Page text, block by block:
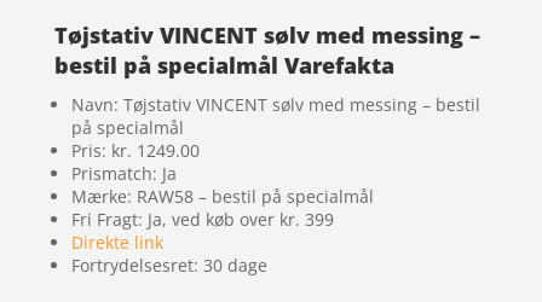
Tøjstativ VINCENT sølv med messing –
bestil på specialmål Varefakta
Navn: Tøjstativ VINCENT sølv med messing – bestil
på specialmål
Pris: kr. 1249.00
Prismatch: Ja
Mærke: RAW58 – bestil på specialmål
Fri Fragt: Ja, ved køb over kr. 399
Direkte link
Fortrydelsesret: 30 dage